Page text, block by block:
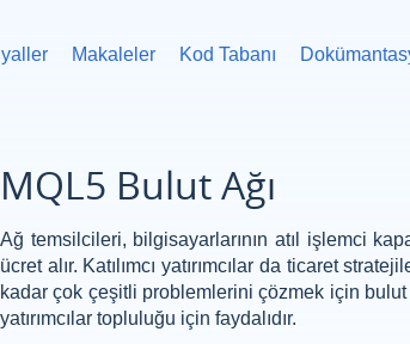
Makaleler Kod Tabanı
MQL5 Bulut Ağı
Ağ temsilcileri, bilgisayarlarının atıl işlemci
ücret alır. Katılımcı yatırımcılar da ticaret
kadar çok çeşitli problemlerini çözmek için bulut
yatırımcılar topluluğu için faydalıdır.